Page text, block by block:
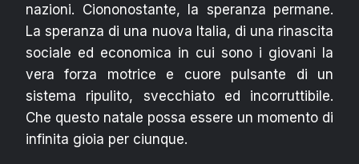
nazioni. Ciononostante, la speranza permane.
La speranza di una nuova Italia, di una rinascita
sociale ed economica in cui sono i giovani la
vera forza motrice e cuore pulsante di un
sistema ripulito, svecchiato ed incorruttibile.
Che questo natale possa essere un momento di
infinita gioia per ciunque.